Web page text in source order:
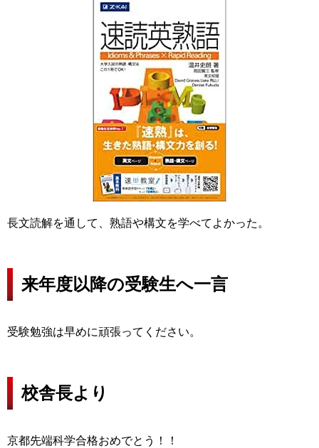
長文読解を通して、熟語や構文を学べてよかった。
来年度以降の受験生へ一言
受験勉強は早めに頑張ってください。
校舎長より
京都先端科学合格おめでとう！！